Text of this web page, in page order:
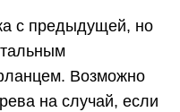
с предыдущей, но
Возможно
на случай, если